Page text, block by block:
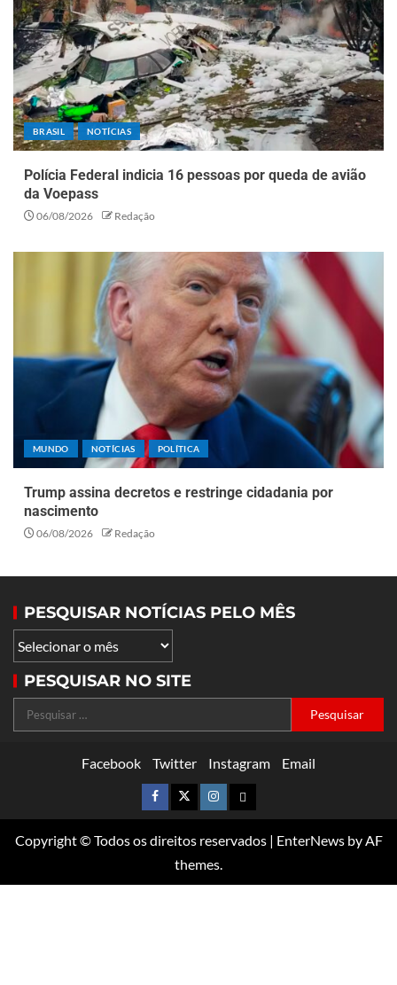
BRASIL NOTÍCIAS
Polícia Federal indicia 16 pessoas por queda de avião
da Voepass
06/08/2026 Redação
MUNDO NOTÍCIAS POLÍTICA
Trump assina decretos e restringe cidadania por
nascimento
06/08/2026 Redação
PESQUISAR NOTÍCIAS PELO MÊS
PESQUISAR NO SITE
Facebook Twitter Instagram Email
Copyright © Todos os direitos reservados | EnterNewsby AF
themes.